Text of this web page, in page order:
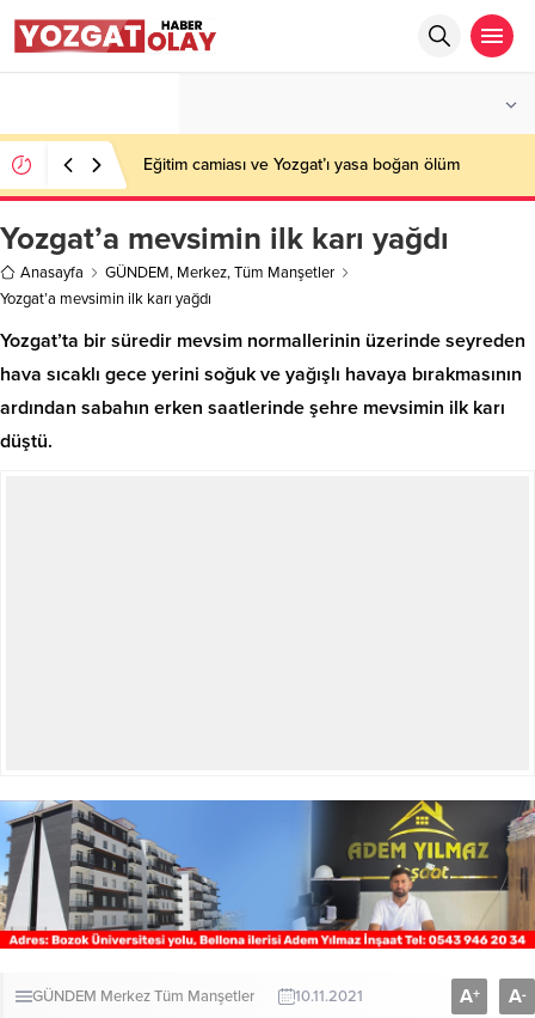
Eğitim camiası ve Yozgat’ı yasa boğan ölüm
Yozgat’a mevsimin ilk karı yağdı
Anasayfa GÜNDEM, Merkez,Tüm Manşetler
Yozgat’a mevsimin ilk karı yağdı
Yozgat’ta bir süredir mevsim normallerinin üzerinde seyreden
hava sıcaklı gece yerini soğuk ve yağışlı havaya bırakmasının
ardından sabahın erken saatlerinde şehre mevsimin ilk karı
düştü.
GÜNDEM MerkezTüm Manşetler 10.11.2021 A+ A-